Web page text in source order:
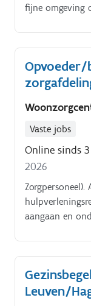
fijne omgeving
uitdagend
Opvoeder/
Vaste jobs
Online sinds
2026
aangaan en
tijdsbesteding.
Leuven/